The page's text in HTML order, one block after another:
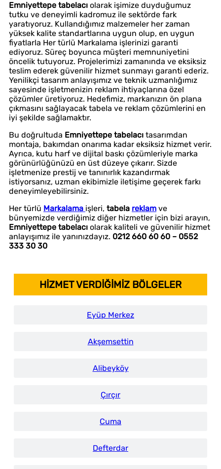
Emniyettepe tabelacı olarak işimize duyduğumuz
tutku ve deneyimli kadromuz ile sektörde fark
yaratıyoruz. Kullandığımız malzemeler her zaman
yüksek kalite standartlarına uygun olup, en uygun
fiyatlarla Her türlü Markalama işlerinizi garanti
ediyoruz. Süreç boyunca müşteri memnuniyetini
öncelik tutuyoruz. Projelerimizi zamanında ve eksiksiz
teslim ederek güvenilir hizmet sunmayı garanti ederiz.
Yenilikçi tasarım anlayışımız ve teknik uzmanlığımız
sayesinde işletmenizin reklam ihtiyaçlarına özel
çözümler üretiyoruz. Hedefimiz, markanızın ön plana
çıkmasını sağlayacak tabela ve reklam çözümlerini en
iyi şekilde sağlamaktır.
Bu doğrultuda Emniyettepe tabelacı tasarımdan
montaja, bakımdan onarıma kadar eksiksiz hizmet verir.
Ayrıca, kutu harf ve dijital baskı çözümleriyle marka
görünürlüğünüzü en üst düzeye çıkarır. Sizde
işletmenize prestij ve tanınırlık kazandırmak
istiyorsanız, uzman ekibimizle iletişime geçerek farkı
deneyimleyebilirsiniz.
Her türlü Markalama işleri, tabela reklam ve
bünyemizde verdiğimiz diğer hizmetler için bizi arayın,
Emniyettepe tabelacı olarak kaliteli ve güvenilir hizmet
anlayışımız ile yanınızdayız. 0212 660 60 60 – 0552
333 30 30
HİZMET VERDİĞİMİZ BÖLGELER
Eyüp Merkez
Akşemsettin
Alibeyköy
Çırçır
Cuma
Defterdar